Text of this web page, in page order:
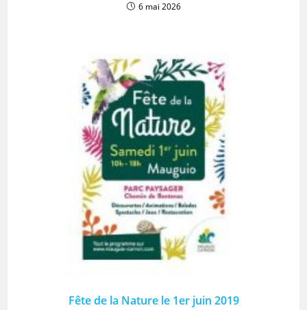
6 mai 2026
Fête de la Nature le 1er juin 2019